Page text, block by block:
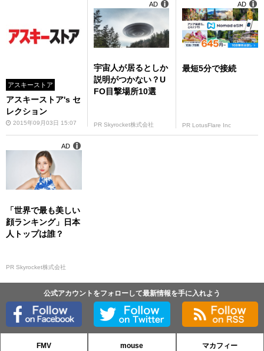
アスキーストア
アスキーストア's セ
レクション
2015年09月03日 15:07
宇宙人が居るとしか
説明がつかない？U
FO目撃場所10選
PR Skyrocket株式会社
AD
最短5分で接続
PR LotusFlare Inc
AD
「世界で最も美しい
顔ランキング」日本
人トップは誰？
PR Skyrocket株式会社
AD
公式アカウントをフォローして最新情報を手に入れよう
FMV mouse マカフィー